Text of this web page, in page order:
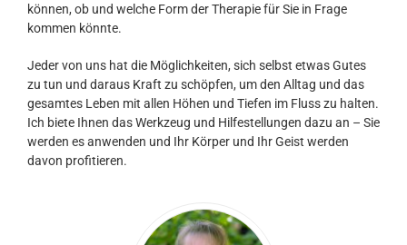
können, ob und welche Form der Therapie für Sie in Frage
kommen könnte.
Jeder von uns hat die Möglichkeiten, sich selbst etwas Gutes
zu tun und daraus Kraft zu schöpfen, um den Alltag und das
gesamtes Leben mit allen Höhen und Tiefen im Fluss zu halten.
Ich biete Ihnen das Werkzeug und Hilfestellungen dazu an – Sie
werden es anwenden und Ihr Körper und Ihr Geist werden
davon profitieren.